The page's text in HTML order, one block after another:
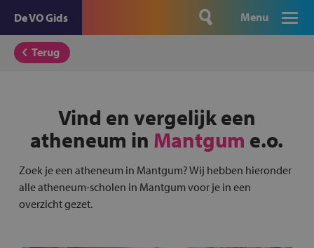
De VO Gids Menu
Terug
Vind en vergelijk een
atheneum in Mantgum e.o.
Zoek je een atheneum in Mantgum? Wij hebben hieronder
alle atheneum-scholen in Mantgum voor je in een
overzicht gezet.